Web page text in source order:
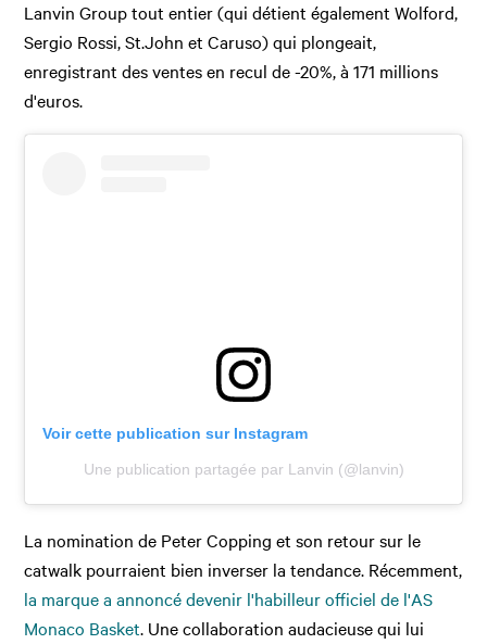
Lanvin Group tout entier (qui détient également Wolford,
Sergio Rossi, St.John et Caruso) qui plongeait,
enregistrant des ventes en recul de -20%, à 171 millions
d'euros.
Voir cette publication sur Instagram
Une publication partagée par Lanvin (@lanvin)
La nomination de Peter Copping et son retour sur le
catwalk pourraient bien inverser la tendance. Récemment,
la marque a annoncé devenir l'habilleur officiel de l'AS
Monaco Basket. Une collaboration audacieuse qui lui